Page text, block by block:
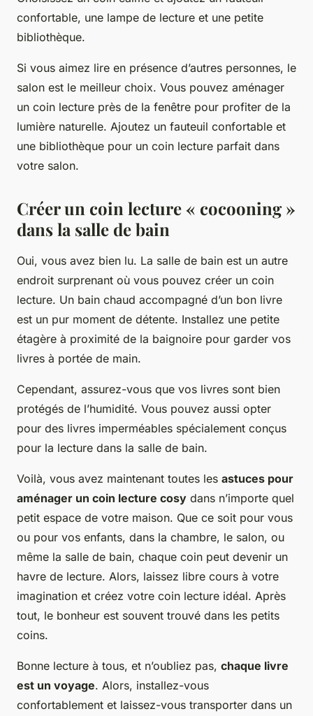
confortable, une lampe de lecture et une petite
bibliothèque.
Si vous aimez lire en présence d’autres personnes, le
salon est le meilleur choix. Vous pouvez aménager
un coin lecture près de la fenêtre pour profiter de la
lumière naturelle. Ajoutez un fauteuil confortable et
une bibliothèque pour un coin lecture parfait dans
votre salon.
Créer un coin lecture « cocooning »
dans la salle de bain
Oui, vous avez bien lu. La salle de bain est un autre
endroit surprenant où vous pouvez créer un coin
lecture. Un bain chaud accompagné d’un bon livre
est un pur moment de détente. Installez une petite
étagère à proximité de la baignoire pour garder vos
livres à portée de main.
Cependant, assurez-vous que vos livres sont bien
protégés de l’humidité. Vous pouvez aussi opter
pour des livres imperméables spécialement conçus
pour la lecture dans la salle de bain.
Voilà, vous avez maintenant toutes les astuces pour
aménager un coin lecture cosy dans n’importe quel
petit espace de votre maison. Que ce soit pour vous
ou pour vos enfants, dans la chambre, le salon, ou
même la salle de bain, chaque coin peut devenir un
havre de lecture. Alors, laissez libre cours à votre
imagination et créez votre coin lecture idéal. Après
tout, le bonheur est souvent trouvé dans les petits
coins.
Bonne lecture à tous, et n’oubliez pas, chaque livre
est un voyage. Alors, installez-vous
confortablement et laissez-vous transporter dans un